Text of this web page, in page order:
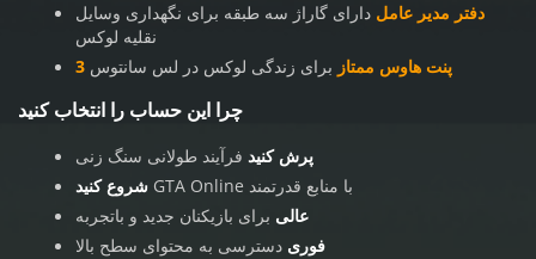
دفتر مدیر عامل دارای گاراژ سه طبقه برای نگهداری وسایل
نقلیه لوکس
3 پنت هاوس ممتاز برای زندگی لوکس در لس سانتوس
چرا این حساب را انتخاب کنید
پرش کنید فرآیند طولانی سنگ زنی
شروع کنید
GTA Online با منابع قدرتمند
عالی برای بازیکنان جدید و باتجربه
فوری دسترسی به محتوای سطح بالا